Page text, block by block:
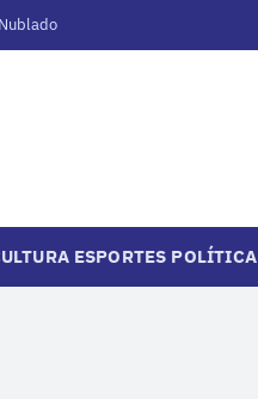
ESPORTES POLÍTICA